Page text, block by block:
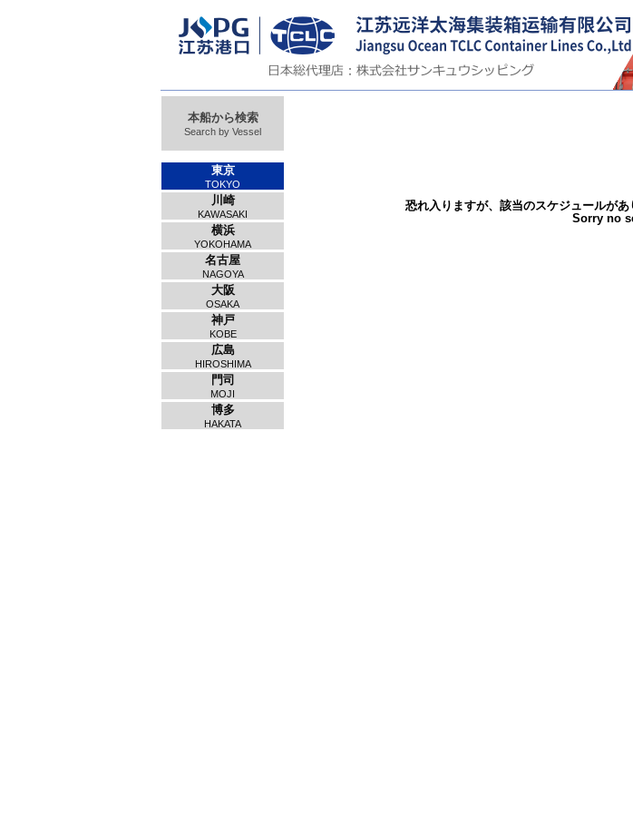
本船から検索
Search by Vessel
東京
TOKYO
川崎
KAWASAKI
横浜
YOKOHAMA
名古屋
NAGOYA
大阪
OSAKA
神戸
KOBE
広島
HIROSHIMA
門司
MOJI
博多
HAKATA
恐れ入りますが、該当のスケジュールがあ
Sorry no